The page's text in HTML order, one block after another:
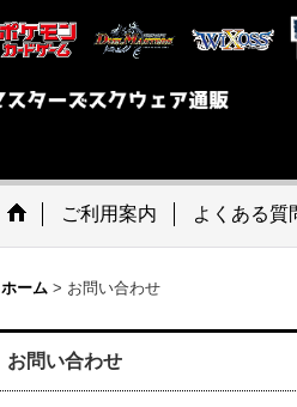
ご利用案内 よくある質
ホーム > お問い合わせ
お問い合わせ